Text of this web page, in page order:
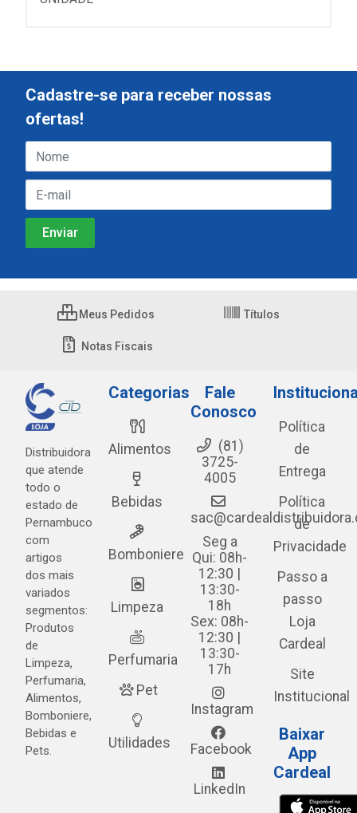
Cadastre-se para receber nossas
ofertas!
Meus Pedidos Títulos
Notas Fiscais
Distribuidora
que atende
todo o
estado de
Pernambuco
com
artigos
dos mais
variados
segmentos:
Produtos
de
Limpeza,
Perfumaria,
Alimentos,
Bomboniere,
Bebidas e
Pets.
Categorias
Alimentos
Bebidas
Bomboniere
Limpeza
Perfumaria
Pet
Utilidades
Fale
Conosco
(81)
3725-
4005
Seg a
Qui: 08h-
12:30 |
13:30-
18h
Sex: 08h-
12:30 |
13:30-
17h
Instagram
Facebook
LinkedIn
Política
de
Entrega
Política
de
Privacidade
Passo a
passo
Loja
Cardeal
Site
Institucional
Baixar
App
Cardeal